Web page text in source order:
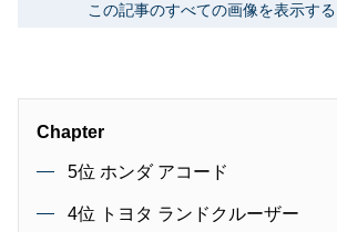
この記事のすべての画像を表示する
Chapter
5位 ホンダ アコード
4位 トヨタ ランドクルーザー